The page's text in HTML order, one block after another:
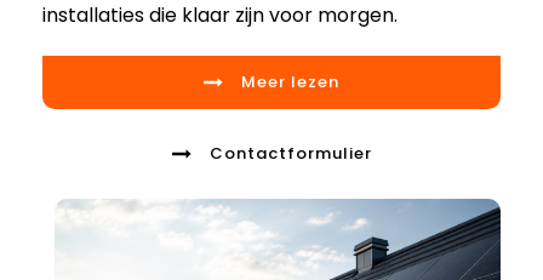
installaties die klaar zijn voor morgen.
Meer lezen
Contactformulier